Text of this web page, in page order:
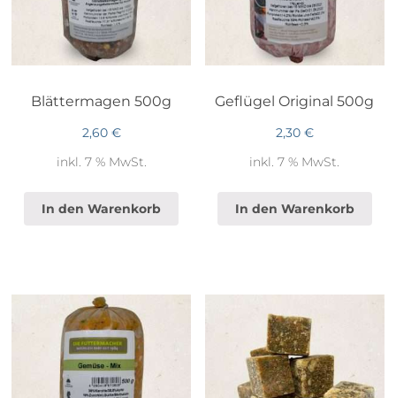
Blättermagen 500g
2,60 €
inkl. 7 % MwSt.
In den Warenkorb
Geflügel Original 500g
2,30 €
inkl. 7 % MwSt.
In den Warenkorb